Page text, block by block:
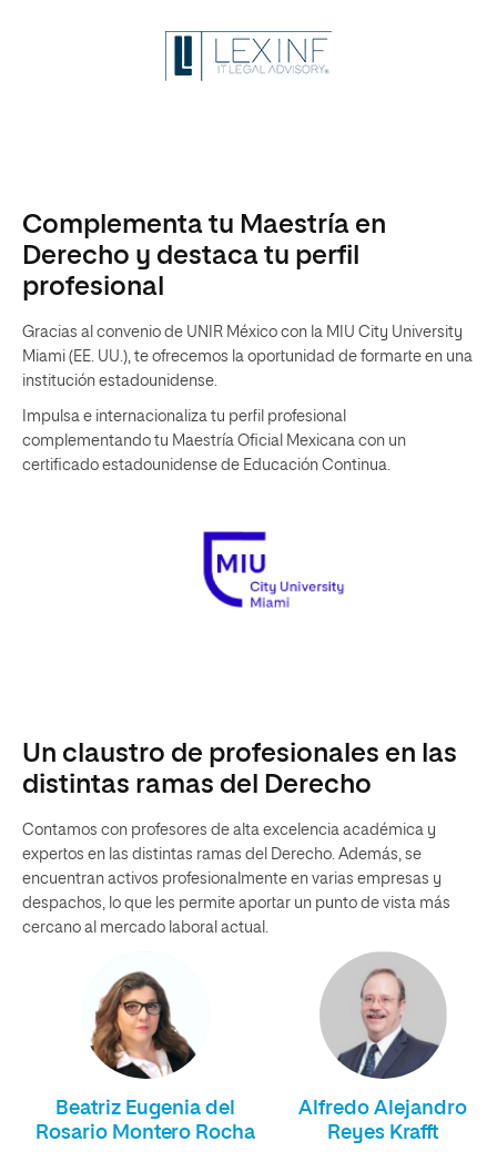
Complementa tu Maestría en
Derecho y destaca tu perfil
profesional
Gracias al convenio de UNIR México con la MIU City University
Miami (EE. UU.), te ofrecemos la oportunidad de formarte en una
institución estadounidense.
Impulsa e internacionaliza tu perfil profesional
complementando tu Maestría Oficial Mexicana con un
certificado estadounidense de Educación Continua.
Un claustro de profesionales en las
distintas ramas del Derecho
Contamos con profesores de alta excelencia académica y
expertos en las distintas ramas del Derecho. Además, se
encuentran activos profesionalmente en varias empresas y
despachos, lo que les permite aportar un punto de vista más
cercano al mercado laboral actual.
Beatriz Eugenia del
Rosario Montero Rocha
Alfredo Alejandro
Reyes Krafft